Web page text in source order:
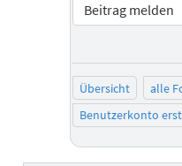
Beitrag melden
Übersicht alle
Benutzerkonto